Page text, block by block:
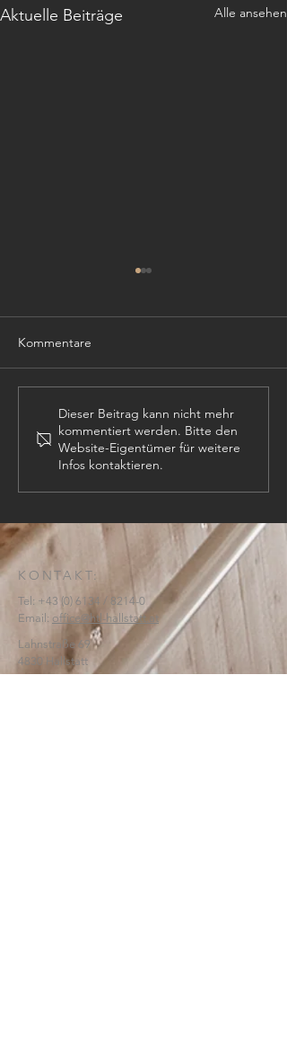
Aktuelle Beiträge Alle ansehen
PROJEKTLEITER (m,w,d)
Kommentare
Dieser Beitrag kann nicht mehr
kommentiert werden. Bitte den
Website-Eigentümer für weitere
Infos kontaktieren.
KONTAKT:
Tel: +43 (0) 6134 / 8214-0
Email: office@htl-hallstatt.at
Lahnstraße 69
4830 Hallstatt